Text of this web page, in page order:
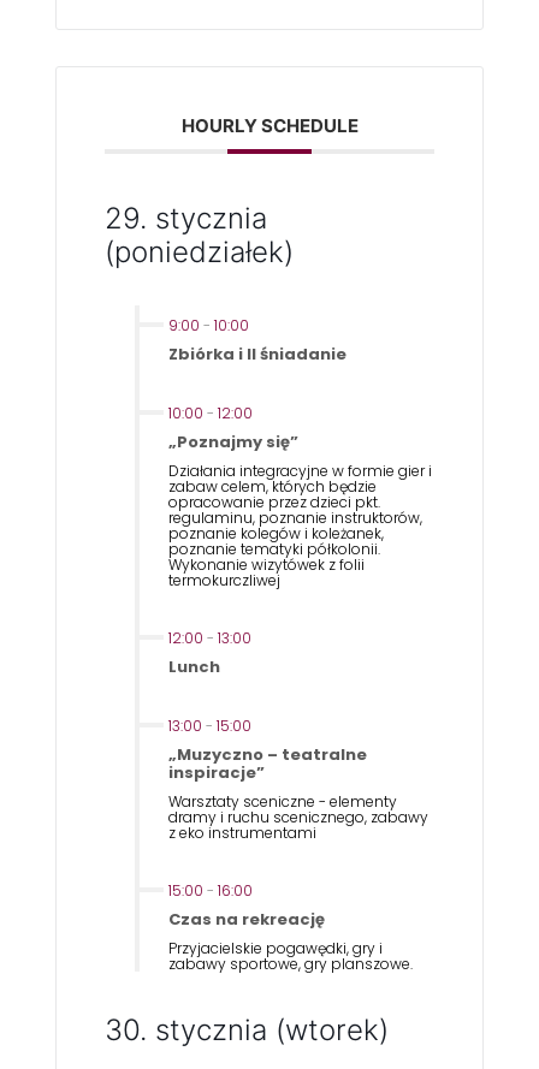
HOURLY SCHEDULE
29. stycznia
(poniedziałek)
9:00 - 10:00
Zbiórka i II śniadanie
10:00 - 12:00
„Poznajmy się”
Działania integracyjne w formie gier i
zabaw celem, których będzie
opracowanie przez dzieci pkt.
regulaminu, poznanie instruktorów,
poznanie kolegów i koleżanek,
poznanie tematyki półkolonii.
Wykonanie wizytówek z folii
termokurczliwej
12:00 - 13:00
Lunch
13:00 - 15:00
„Muzyczno – teatralne
inspiracje”
Warsztaty sceniczne - elementy
dramy i ruchu scenicznego, zabawy
z eko instrumentami
15:00 - 16:00
Czas na rekreację
Przyjacielskie pogawędki, gry i
zabawy sportowe, gry planszowe.
30. stycznia (wtorek)